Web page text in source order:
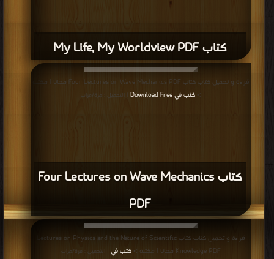
كتاب My Life, My Worldview PDF
كتاب Four Lectures on Wave Mechanics
PDF
قراءة و تحميل كتاب كتاب Four Lectures on Wave Mechanics PDF مجانا | مكتبة
> كتب في Download Free | التحميل : مرة/مرات
قراءة و تحميل كتاب كتاب Lectures on Physics and the Nature of Scientific
Knowledge PDF مجانا | مكتبة >
كتب في | التحميل : مرة/مرات